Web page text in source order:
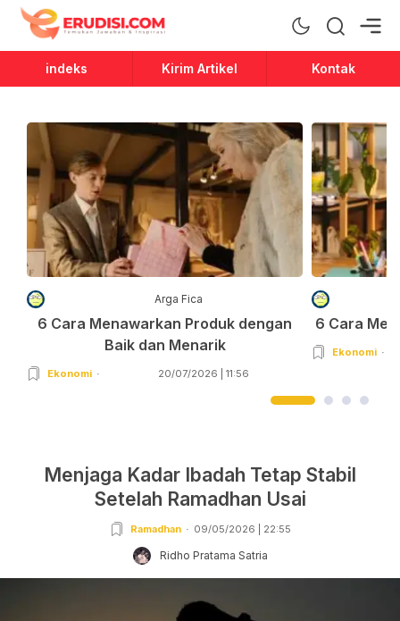
Erudisi
Temukan Jawaban dan Inspirasi
indeks Kirim Artikel Kontak
Arga Fica
6 Cara Menawarkan Produk dengan
Baik dan Menarik
Ekonomi 20/07/2026 | 11:56
6 Cara
Ekonomi
Menjaga Kadar Ibadah Tetap Stabil
Setelah Ramadhan Usai
Ramadhan 09/05/2026 | 22:55
Ridho Pratama Satria